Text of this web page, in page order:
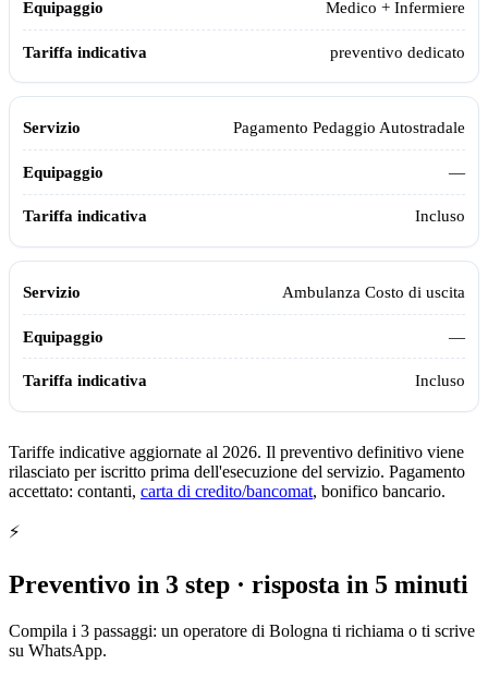
Medico + Infermiere
preventivo dedicato
Pagamento Pedaggio Autostradale
—
Incluso
Ambulanza Costo di uscita
—
Incluso
Tariffe indicative aggiornate al 2026. Il preventivo definitivo viene
rilasciato per iscritto prima dell'esecuzione del servizio. Pagamento
accettato: contanti, carta di credito/bancomat, bonifico bancario.
⚡
Preventivo in 3 step · risposta in 5 minuti
Compila i 3 passaggi: un operatore di Bologna ti richiama o ti scrive
su WhatsApp.